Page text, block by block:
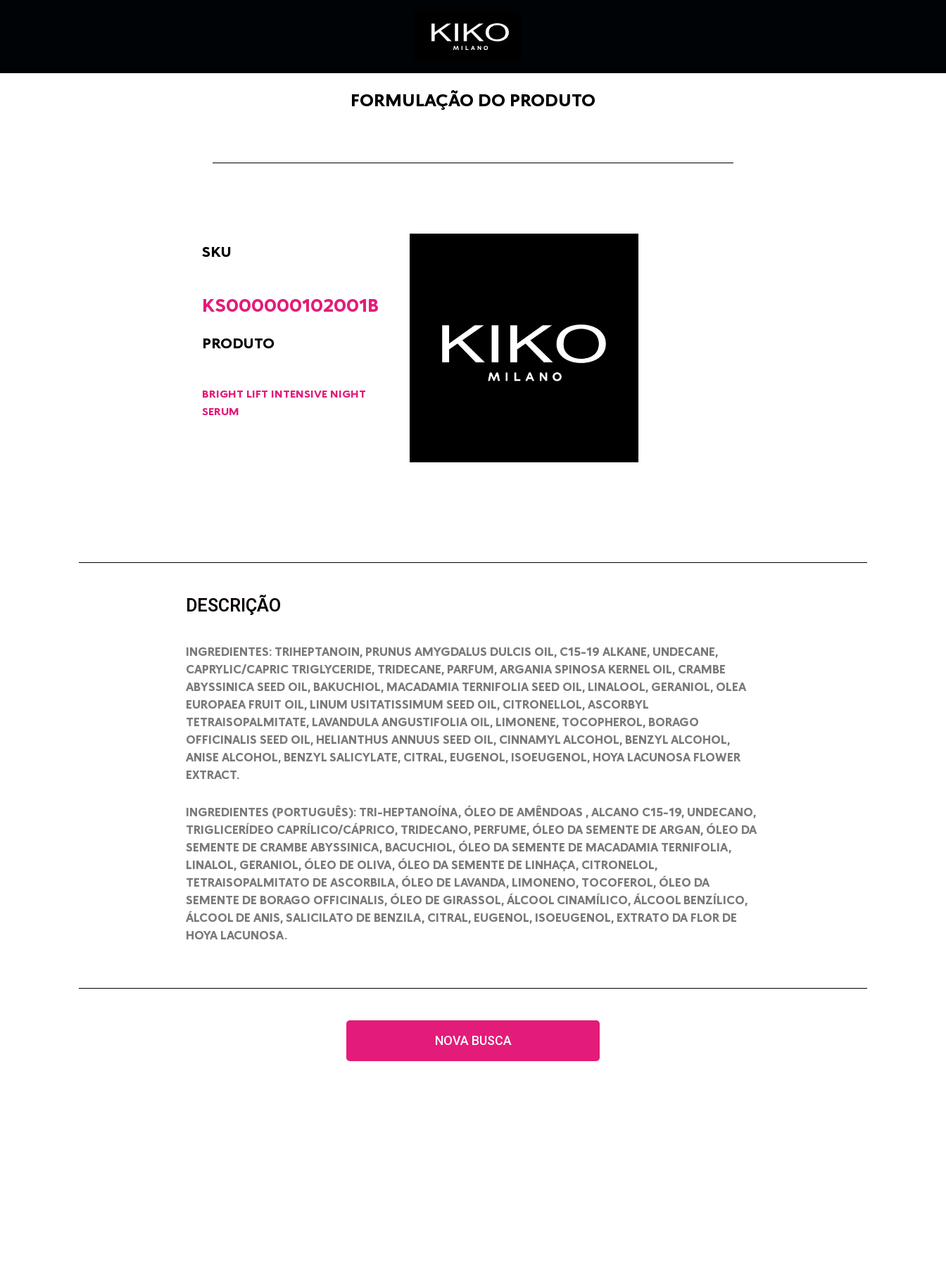
FORMULAÇÃO DO PRODUTO
SKU
KS000000102001B
PRODUTO
BRIGHT LIFT INTENSIVE NIGHT
SERUM
DESCRIÇÃO
INGREDIENTES: TRIHEPTANOIN, PRUNUS AMYGDALUS DULCIS OIL, C15-19 ALKANE, UNDECANE,
CAPRYLIC/CAPRIC TRIGLYCERIDE, TRIDECANE, PARFUM, ARGANIA SPINOSA KERNEL OIL, CRAMBE
ABYSSINICA SEED OIL, BAKUCHIOL, MACADAMIA TERNIFOLIA SEED OIL, LINALOOL, GERANIOL, OLEA
EUROPAEA FRUIT OIL, LINUM USITATISSIMUM SEED OIL, CITRONELLOL, ASCORBYL
TETRAISOPALMITATE, LAVANDULA ANGUSTIFOLIA OIL, LIMONENE, TOCOPHEROL, BORAGO
OFFICINALIS SEED OIL, HELIANTHUS ANNUUS SEED OIL, CINNAMYL ALCOHOL, BENZYL ALCOHOL,
ANISE ALCOHOL, BENZYL SALICYLATE, CITRAL, EUGENOL, ISOEUGENOL, HOYA LACUNOSA FLOWER
EXTRACT.
INGREDIENTES (PORTUGUÊS): TRI-HEPTANOÍNA, ÓLEO DE AMÊNDOAS , ALCANO C15-19, UNDECANO,
TRIGLICERÍDEO CAPRÍLICO/CÁPRICO, TRIDECANO, PERFUME, ÓLEO DA SEMENTE DE ARGAN, ÓLEO DA
SEMENTE DE CRAMBE ABYSSINICA, BACUCHIOL, ÓLEO DA SEMENTE DE MACADAMIA TERNIFOLIA,
LINALOL, GERANIOL, ÓLEO DE OLIVA, ÓLEO DA SEMENTE DE LINHAÇA, CITRONELOL,
TETRAISOPALMITATO DE ASCORBILA, ÓLEO DE LAVANDA, LIMONENO, TOCOFEROL, ÓLEO DA
SEMENTE DE BORAGO OFFICINALIS, ÓLEO DE GIRASSOL, ÁLCOOL CINAMÍLICO, ÁLCOOL BENZÍLICO,
ÁLCOOL DE ANIS, SALICILATO DE BENZILA, CITRAL, EUGENOL, ISOEUGENOL, EXTRATO DA FLOR DE
HOYA LACUNOSA.
NOVA BUSCA